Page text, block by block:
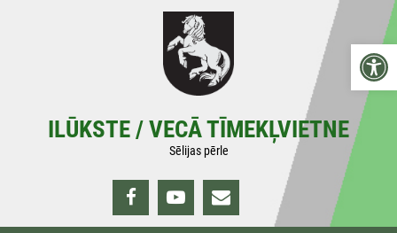
ILŪKSTE / VECĀ TĪMEKĻVIETNE
Sēlijas pērle